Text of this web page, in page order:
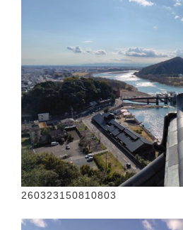
260323150810803